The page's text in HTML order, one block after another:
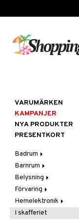
VARUMÄRKEN
KAMPANJER
NYA PRODUKTER
PRESENTKORT
Badrum
Badrumsinredning
Badrumstextilier
Badrumstillbehör
Barnrum
Barnlampor
Barnmöbler
Barnrumsdekoration
Barnrumsförvaring
Belysning
Belysningstillbehör
Lampor
Bordslampor
LED-ljus
Förvaring
Hängare & krokar
Hyllor
Hemelektronik
Ljud
I skafferiet